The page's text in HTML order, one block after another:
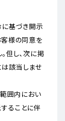
に基づき開示
客様の同意を
但し、次に掲
該当しませ
囲内におい
ることに伴